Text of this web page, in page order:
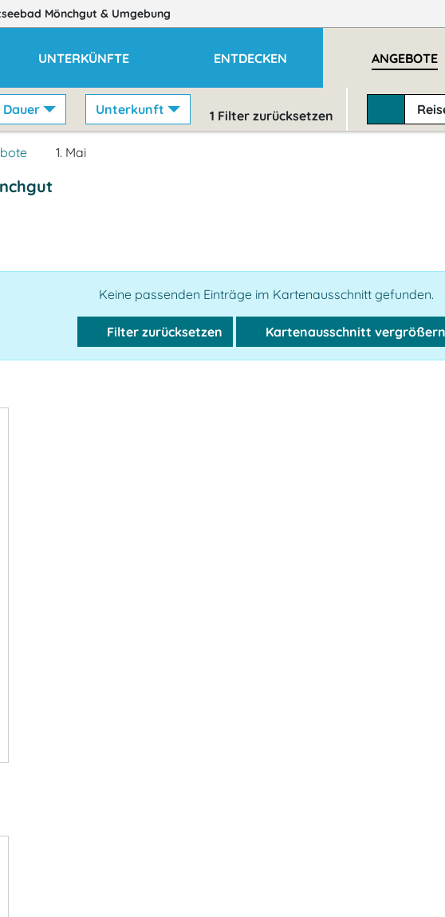
Mönchgut & Umgebung
UNTERKÜNFTE ENTDECKEN ANGEBOTE
Dauer Unterkunft 1 Filter zurücksetzen
1. Mai
Keine passenden Einträge im Kartenausschnitt gefunden.
Filter zurücksetzen Kartenausschnitt vergrößern